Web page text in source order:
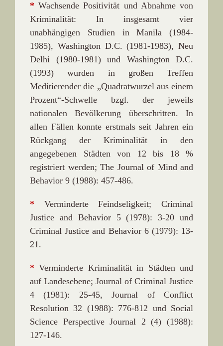
* Wachsende Positivität und Abnahme von
Kriminalität: In insgesamt vier
unabhängigen Studien in Manila (1984-
1985), Washington D.C. (1981-1983), Neu
Delhi (1980-1981) und Washington D.C.
(1993) wurden in großen Treffen
Meditierender die „Quadratwurzel aus einem
Prozent“-Schwelle bzgl. der jeweils
nationalen Bevölkerung überschritten. In
allen Fällen konnte erstmals seit Jahren ein
Rückgang der Kriminalität in den
angegebenen Städten von 12 bis 18 %
registriert werden; The Journal of Mind and
Behavior 9 (1988): 457-486.
* Verminderte Feindseligkeit; Criminal
Justice and Behavior 5 (1978): 3-20 und
Criminal Justice and Behavior 6 (1979): 13-
21.
* Verminderte Kriminalität in Städten und
auf Landesebene; Journal of Criminal Justice
4 (1981): 25-45, Journal of Conflict
Resolution 32 (1988): 776-812 und Social
Science Perspective Journal 2 (4) (1988):
127-146.